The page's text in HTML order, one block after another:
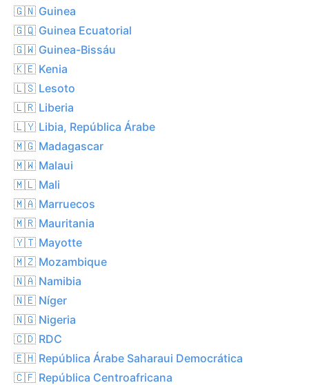
🇬🇳 Guinea
🇬🇶 Guinea Ecuatorial
🇬🇼 Guinea-Bissáu
🇰🇪 Kenia
🇱🇸 Lesoto
🇱🇷 Liberia
🇱🇾 Libia, República Árabe
🇲🇬 Madagascar
🇲🇼 Malaui
🇲🇱 Mali
🇲🇦 Marruecos
🇲🇷 Mauritania
🇾🇹 Mayotte
🇲🇿 Mozambique
🇳🇦 Namibia
🇳🇪 Níger
🇳🇬 Nigeria
🇨🇩 RDC
🇪🇭 República Árabe Saharaui Democrática
🇨🇫 República Centroafricana